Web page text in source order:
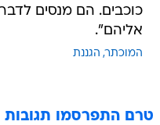
כוכבים. הם מנסים
אליהם".
המוכתר הגננת
טרם התפרסמו תגובות